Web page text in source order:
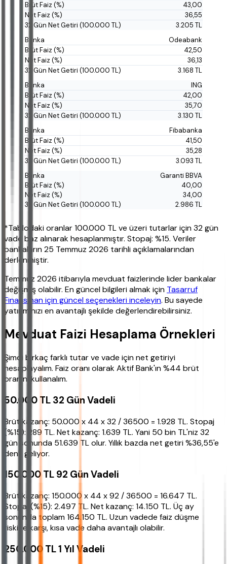
43,00
36,55
3.205 TL
Odeabank
42,50
36,13
3.168 TL
ING
42,00
35,70
3.130 TL
Fibabanka
41,50
35,28
3.093 TL
Garanti BBVA
40,00
34,00
2.986 TL
*Tablodaki oranlar 100.000 TL ve üzeri tutarlar için 32 gün
vade baz alınarak hesaplanmıştır. Stopaj: %15. Veriler
bankaların 25 Temmuz 2026 tarihli açıklamalarından
derlenmiştir.
Temmuz 2026 itibarıyla mevduat faizlerinde lider bankalar
değişmiş olabilir. En güncel bilgileri almak için Tasarruf
Finansman için güncel seçenekleri inceleyin. Bu sayede
yatırımınızı en avantajlı şekilde değerlendirebilirsiniz.
Mevduat Faizi Hesaplama Örnekleri
Şimdi birkaç farklı tutar ve vade için net getiriyi
hesaplayalım. Faiz oranı olarak Aktif Bank'ın %44 brüt
oranını kullanalım.
50.000 TL 32 Gün Vadeli
Brüt kazanç: 50.000 x 44 x 32 / 36500 = 1.928 TL. Stopaj
(%15): 289 TL. Net kazanç: 1.639 TL. Yani 50 bin TL'niz 32
gün sonunda 51.639 TL olur. Yıllık bazda net getiri %36,55'e
denk geliyor.
150.000 TL 92 Gün Vadeli
Brüt kazanç: 150.000 x 44 x 92 / 36500 = 16.647 TL.
Stopaj (%15): 2.497 TL. Net kazanç: 14.150 TL. Üç ay
sonunda toplam 164.150 TL. Uzun vadede faiz düşme
riskine karşı, kısa vade daha avantajlı olabilir.
250.000 TL 1 Yıl Vadeli